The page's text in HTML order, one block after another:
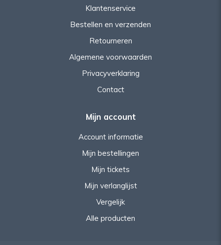
Klantenservice
Bestellen en verzenden
Retourneren
Algemene voorwaarden
Privacyverklaring
Contact
Mijn account
Account informatie
Mijn bestellingen
Mijn tickets
Mijn verlanglijst
Vergelijk
Alle producten